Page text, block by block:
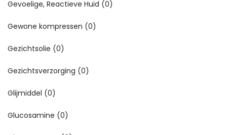
Gevoelige, Reactieve Huid (0)
Gewone kompressen (0)
Gezichtsolie (0)
Gezichtsverzorging (0)
Glijmiddel (0)
Glucosamine (0)